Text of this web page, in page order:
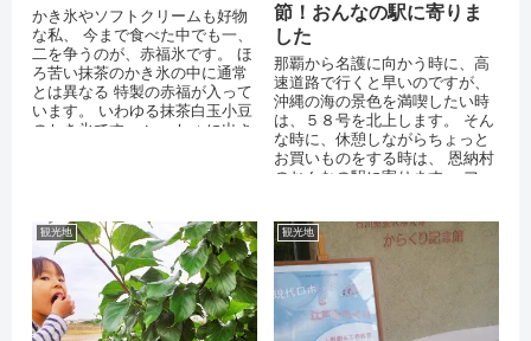
かき氷やソフトクリームも好物
な私、 今まで食べた中でも一、
二を争うのが、赤福氷です。 ほ
ろ苦い抹茶のかき氷の中に通常
とは異なる 特製の赤福が入って
います。 いわゆる抹茶白玉小豆
のかき氷です。 いっしょに出さ
節！おんなの駅に寄りま
した
那覇から名護に向かう時に、高
速道路で行くと早いのですが、
沖縄の海の景色を満喫したい時
は、５８号を北上します。 そん
な時に、休憩しながらちょっと
お買いものをする時は、 恩納村
のおんなの駅に寄ります。 フー
観光地 観光地